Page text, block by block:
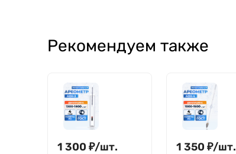
Рекомендуем также
1 300 ₽/шт. 1 350 ₽/шт.